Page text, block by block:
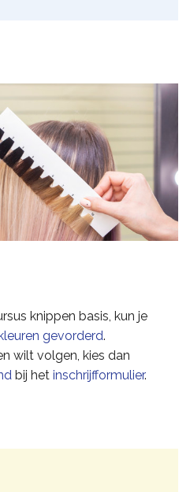
knippen basis, kun je
gevorderd.
wilt volgen, kies dan
bij het inschrijfformulier.